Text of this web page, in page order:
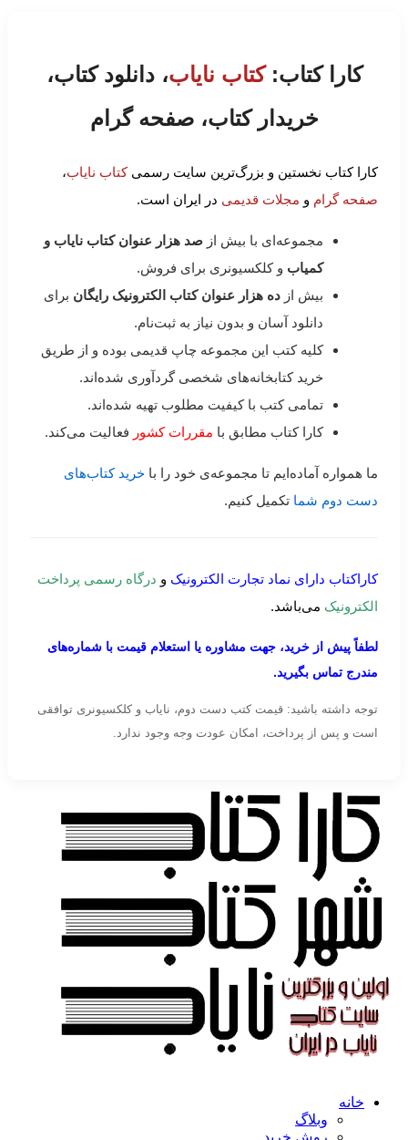
کارا کتاب:کتاب نایاب، دانلود کتاب،
خریدار کتاب، صفحه گرام
کارا کتاب نخستین و بزرگ‌ترین سایت رسمیکتاب نایاب،
صفحه گرام و مجلات قدیمی در ایران است.
مجموعه‌ای با بیش از صد هزار عنوان کتاب نایاب و
کمیاب و کلکسیونری برای فروش.
بیش از ده هزار عنوان کتاب الکترونیک رایگان برای
دانلود آسان و بدون نیاز به ثبت‌نام.
کلیه کتب این مجموعه چاپ قدیمی بوده و از طریق
خرید کتابخانه‌های شخصی گردآوری شده‌اند.
تمامی کتب با کیفیت مطلوب تهیه شده‌اند.
کارا کتاب مطابق با مقررات کشور فعالیت می‌کند.
ما همواره آماده‌ایم تا مجموعه‌ی خود را با خرید کتاب‌های
دست دوم شما تکمیل کنیم.
کاراکتاب دارای نماد تجارت الکترونیک و درگاه رسمی پرداخت
الکترونیک می‌باشد.
لطفاً پیش از خرید، جهت مشاوره یا استعلام قیمت با شماره‌های
مندرج تماس بگیرید.
توجه داشته باشید: قیمت کتب دست دوم، نایاب و کلکسیونری توافقی
است و پس از پرداخت، امکان عودت وجه وجود ندارد.
خانه
وبلاگ